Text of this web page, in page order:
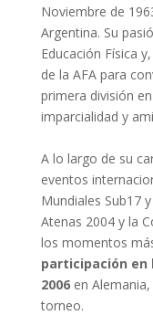
Noviembre de
Argentina. Su
Educación Física
de la AFA para
primera división
imparcialidad y
A lo largo de su
eventos
Mundiales Sub17
Atenas 2004 y la
los momentos
participación en
2006 en
torneo.